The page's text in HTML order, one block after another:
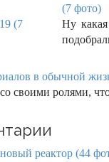
(7 фото)
Ну
в обычной
своими ролями,
реактор (44